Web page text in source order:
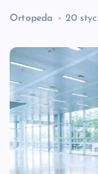
Ortopeda 20